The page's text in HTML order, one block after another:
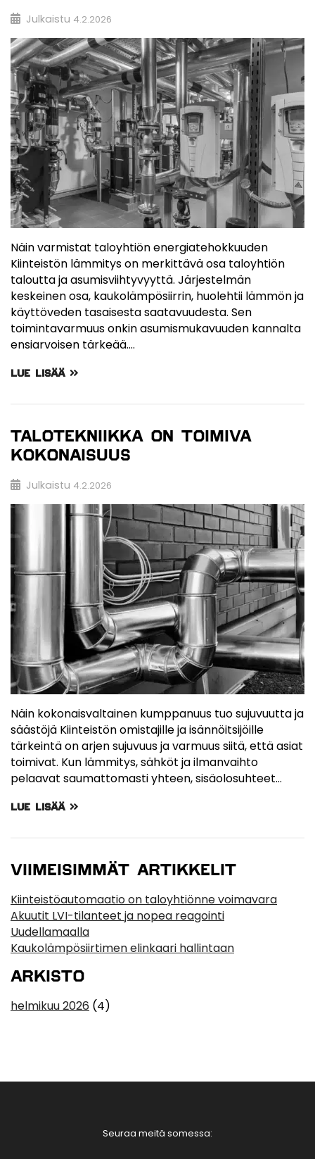
Julkaistu 4.2.2026
Näin varmistat taloyhtiön energiatehokkuuden
Kiinteistön lämmitys on merkittävä osa taloyhtiön
taloutta ja asumisviihtyvyyttä. Järjestelmän
keskeinen osa, kaukolämpösiirrin, huolehtii lämmön ja
käyttöveden tasaisesta saatavuudesta. Sen
toimintavarmuus onkin asumismukavuuden kannalta
ensiarvoisen tärkeää.…
LUE LISÄÄ
TALOTEKNIIKKA ON TOIMIVA
KOKONAISUUS
Julkaistu 4.2.2026
Näin kokonaisvaltainen kumppanuus tuo sujuvuutta ja
säästöjä Kiinteistön omistajille ja isännöitsijöille
tärkeintä on arjen sujuvuus ja varmuus siitä, että asiat
toimivat. Kun lämmitys, sähköt ja ilmanvaihto
pelaavat saumattomasti yhteen, sisäolosuhteet…
LUE LISÄÄ
VIIMEISIMMÄT ARTIKKELIT
Kiinteistöautomaatio on taloyhtiönne voimavara
Akuutit LVI-tilanteet ja nopea reagointi
Uudellamaalla
Kaukolämpösiirtimen elinkaari hallintaan
ARKISTO
helmikuu 2026 (4)
Seuraa meitä somessa: